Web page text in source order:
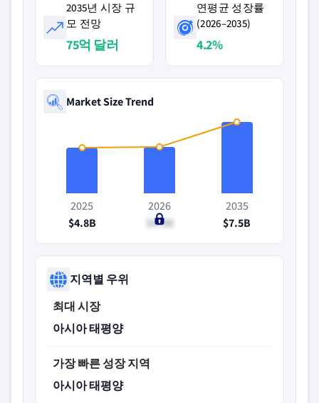
2035년 시장 규
모 전망
75억 달러
연평균 성장률
(2026–2035)
4.2%
Market Size Trend
2025
$4.8B
2026
$4.9B
2035
$7.5B
지역별 우위
최대 시장
아시아 태평양
가장 빠른 성장 지역
아시아 태평양